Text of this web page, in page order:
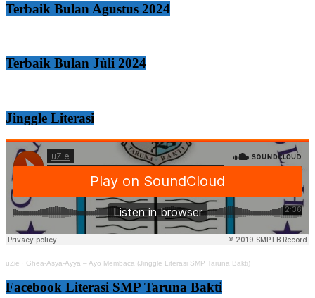
Terbaik Bulan Agustus 2024
Terbaik Bulan Jùli 2024
Jinggle Literasi
uZie · Ghea-Asya-Ayya – Ayo Membaca (Jinggle Literasi SMP Taruna Bakti)
Facebook Literasi SMP Taruna Bakti